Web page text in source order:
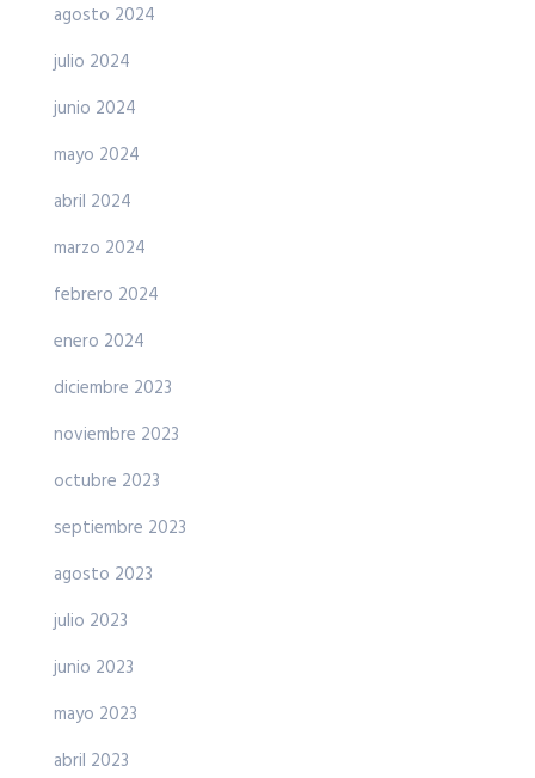
agosto 2024
julio 2024
junio 2024
mayo 2024
abril 2024
marzo 2024
febrero 2024
enero 2024
diciembre 2023
noviembre 2023
octubre 2023
septiembre 2023
agosto 2023
julio 2023
junio 2023
mayo 2023
abril 2023